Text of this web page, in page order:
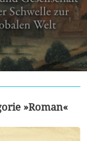
»Roman«